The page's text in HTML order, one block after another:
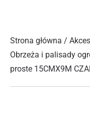
Strona główna /
Obrzeża i palisady
proste 15CMX9M